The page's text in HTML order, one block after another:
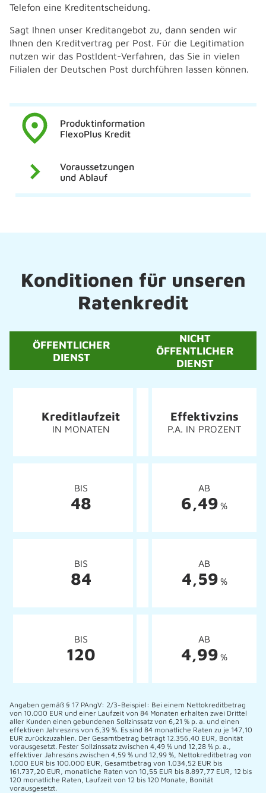
Telefon eine Kreditentscheidung.
Sagt Ihnen unser Kreditangebot zu, dann senden wir
Ihnen den Kreditvertrag per Post. Für die Legitimation
nutzen wir das PostIdent-Verfahren, das Sie in vielen
Filialen der Deutschen Post durchführen lassen können.
Produktinformation
FlexoPlus Kredit
Voraussetzungen
und Ablauf
Konditionen für unseren
Ratenkredit
ÖFFENTLICHER
DIENST
NICHT
ÖFFENTLICHER
DIENST
Kreditlaufzeit
IN MONATEN
BIS
48
BIS
84
BIS
120
Effektivzins
P.A. IN PROZENT
AB
6,49 %
AB
4,59 %
AB
4,99 %
Angaben gemäß § 17 PAngV: 2/3-Beispiel: Bei einem Nettokreditbetrag
von 10.000 EUR und einer Laufzeit von 84 Monaten erhalten zwei Drittel
aller Kunden einen gebundenen Sollzinssatz von 6,21 % p. a. und einen
effektiven Jahreszins von 6,39 %. Es sind 84 monatliche Raten zu je 147,10
EUR zurückzuzahlen. Der Gesamtbetrag beträgt 12.356,40 EUR, Bonität
vorausgesetzt. Fester Sollzinssatz zwischen 4,49 % und 12,28 % p. a.,
effektiver Jahreszins zwischen 4,59 % und 12,99 %, Nettokreditbetrag von
1.000 EUR bis 100.000 EUR, Gesamtbetrag von 1.034,52 EUR bis
161.737,20 EUR, monatliche Raten von 10,55 EUR bis 8.897,77 EUR, 12 bis
120 monatliche Raten, Laufzeit von 12 bis 120 Monate, Bonität
vorausgesetzt.